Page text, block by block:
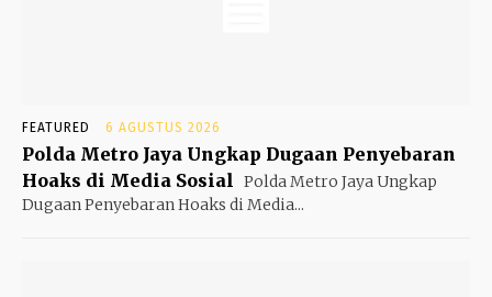
FEATURED 6 AGUSTUS 2026
Polda Metro Jaya Ungkap Dugaan Penyebaran
Hoaks di Media Sosial Polda Metro Jaya Ungkap
Dugaan Penyebaran Hoaks di Media...